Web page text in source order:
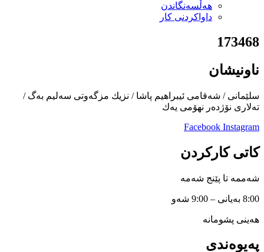
هەڵسەنگاندن
داواكردنی كار
173468
ناونیشان
سلێمانی / شەقامی ئیبراهیم پاشا / نزیك مزگەوتی سەلیم بەگ /
تەلاری نۆژدەر نهۆمی یەك
Facebook Instagram
کاتی کارکردن
شەممە تا پێنج شەمە
8:00 بەیانی – 9:00 شەو
هەینی پشومانە
پەیوەندی